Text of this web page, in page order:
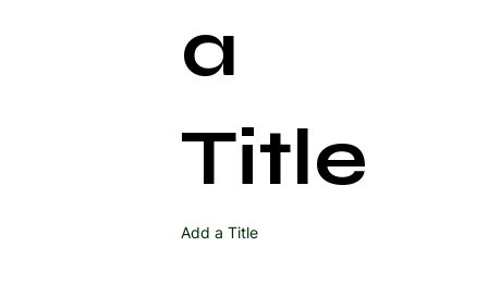
a
Title
Add a Title